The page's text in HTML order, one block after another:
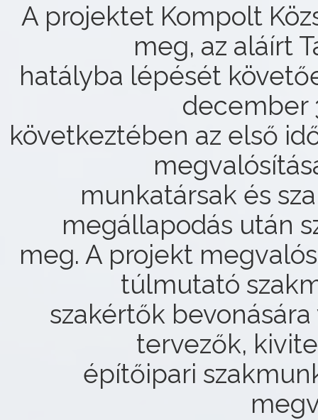
A projektet Kompolt
meg, az aláírt
hatályba lépését
december
következtében az első
munkatársak és
megállapodás után
meg. A projekt
túlmutató
szakértők
tervezők,
építőipari